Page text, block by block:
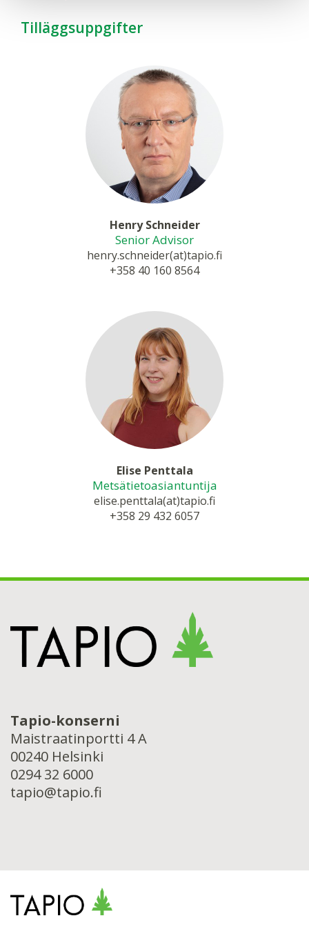
Tilläggsuppgifter
Henry Schneider
Senior Advisor
henry.schneider(at)tapio.fi
+358 40 160 8564
Elise Penttala
Metsätietoasiantuntija
elise.penttala(at)tapio.fi
+358 29 432 6057
Tapio-konserni
Maistraatinportti 4 A
00240 Helsinki
0294 32 6000
tapio@tapio.fi